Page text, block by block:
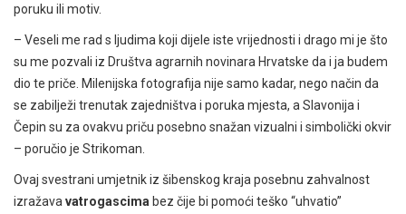
poruku ili motiv.
– Veseli me rad s ljudima koji dijele iste vrijednosti i drago mi je što
su me pozvali iz Društva agrarnih novinara Hrvatske da i ja budem
dio te priče. Milenijska fotografija nije samo kadar, nego način da
se zabilježi trenutak zajedništva i poruka mjesta, a Slavonija i
Čepin su za ovakvu priču posebno snažan vizualni i simbolički okvir
– poručio je Strikoman.
Ovaj svestrani umjetnik iz šibenskog kraja posebnu zahvalnost
izražava vatrogascima bez čije bi pomoći teško “uhvatio”